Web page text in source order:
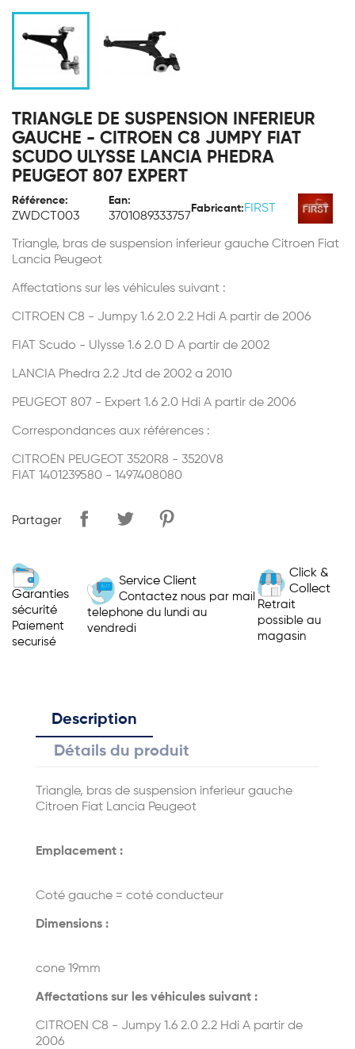
TRIANGLE DE SUSPENSION INFERIEUR
GAUCHE - CITROEN C8 JUMPY FIAT
SCUDO ULYSSE LANCIA PHEDRA
PEUGEOT 807 EXPERT
Référence:
ZWDCT003
Ean:
3701089333757
Fabricant: FIRST
Triangle, bras de suspension inferieur gauche Citroen Fiat
Lancia Peugeot
Affectations sur les véhicules suivant :
CITROEN C8 - Jumpy 1.6 2.0 2.2 Hdi A partir de 2006
FIAT Scudo - Ulysse 1.6 2.0 D A partir de 2002
LANCIA Phedra 2.2 Jtd de 2002 a 2010
PEUGEOT 807 - Expert 1.6 2.0 Hdi A partir de 2006
Correspondances aux références :
CITROËN PEUGEOT 3520R8 - 3520V8
FIAT 1401239580 - 1497408080
Partager
Garanties
sécurité
Paiement
securisé
Service Client
Contactez nous par mail
telephone du lundi au
vendredi
Click &
Collect
Retrait
possible au
magasin
Description
Détails du produit
Triangle, bras de suspension inferieur gauche
Citroen Fiat Lancia Peugeot
Emplacement :
Coté gauche = coté conducteur
Dimensions :
cone 19mm
Affectations sur les véhicules suivant :
CITROEN C8 - Jumpy 1.6 2.0 2.2 Hdi A partir de
2006